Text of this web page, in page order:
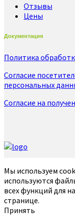
Отзывы
Цены
Документация
Политика
Согласие
персональных
Согласие на
Мы используем
используются
всех функций для
странице.
Принять